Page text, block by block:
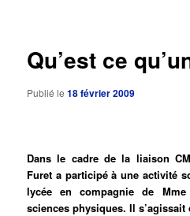
Qu’est ce
Publié le18 février 2009
Dans le cadre de la liaison
Furet a participé à une activité
lycée en compagnie de Mme
sciences physiques. Il